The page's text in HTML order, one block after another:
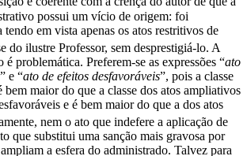
possui um vício de origem: foi
tendo em vista apenas os atos restritivos de
do ilustre Professor, sem desprestigiá-lo. A
problemática. Preferem-se as expressões “ato
” e “ato de efeitos desfavoráveis”, pois a classe
bem maior do que a classe dos atos ampliativos
e é bem maior do que a dos atos
nem o ato que indefere a aplicação de
que substitui uma sanção mais gravosa por
a esfera do administrado. Talvez para